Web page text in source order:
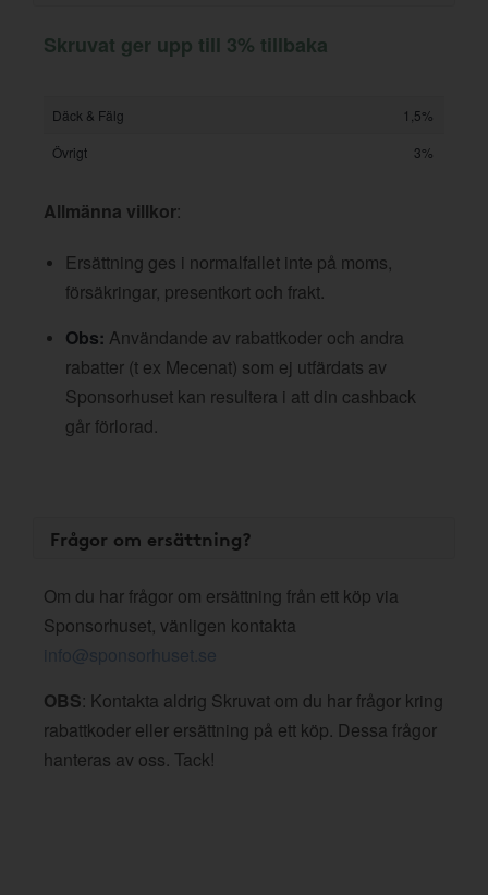
Skruvat ger upp till 3% tillbaka
Däck & Fälg
1,5%
Övrigt
3%
Allmänna villkor:
Ersättning ges i normalfallet inte på moms,
försäkringar, presentkort och frakt.
Obs: Användande av rabattkoder och andra
rabatter (t ex Mecenat) som ej utfärdats av
Sponsorhuset kan resultera i att din cashback
går förlorad.
Frågor om ersättning?
Om du har frågor om ersättning från ett köp via
Sponsorhuset, vänligen kontakta
info@sponsorhuset.se
OBS: Kontakta aldrig Skruvat om du har frågor kring
rabattkoder eller ersättning på ett köp. Dessa frågor
hanteras av oss. Tack!